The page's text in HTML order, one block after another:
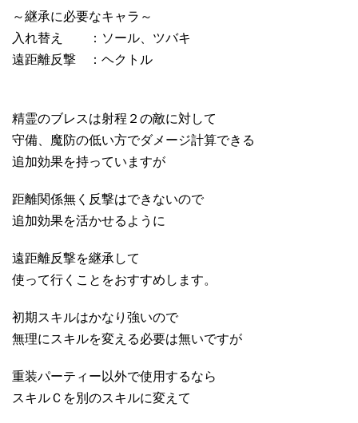
～継承に必要なキャラ～
入れ替え ：ソール、ツバキ
遠距離反撃 ：ヘクトル
精霊のブレスは射程２の敵に対して
守備、魔防の低い方でダメージ計算できる
追加効果を持っていますが
距離関係無く反撃はできないので
追加効果を活かせるように
遠距離反撃を継承して
使って行くことをおすすめします。
初期スキルはかなり強いので
無理にスキルを変える必要は無いですが
重装パーティー以外で使用するなら
スキルＣを別のスキルに変えて